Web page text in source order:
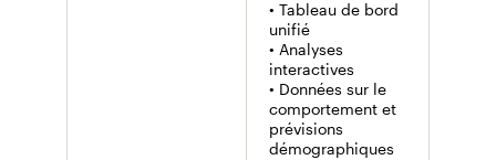
• Tableau de bord
unifié
• Analyses
interactives
• Données sur le
comportement et
prévisions
démographiques